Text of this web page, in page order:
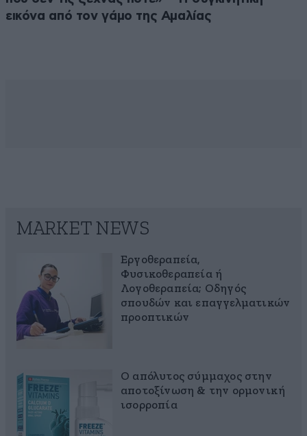
εικόνα από τον γάμο της Αμαλίας
MARKET NEWS
Εργοθεραπεία,
Φυσικοθεραπεία ή
Λογοθεραπεία; Οδηγός
σπουδών και επαγγελματικών
προοπτικών
Ο απόλυτος σύμμαχος στην
αποτοξίνωση & την ορμονική
ισορροπία